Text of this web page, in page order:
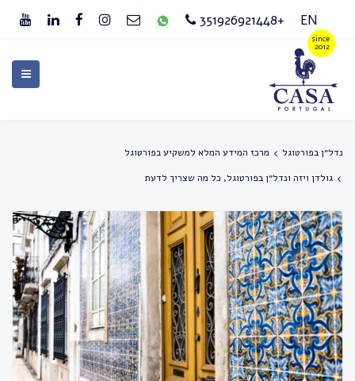
EN
+351926921448
נדל״ן בפורטוגל
מרכז המידע המלא למשקיע בפורטוגל
גולדן ויזה ונדל״ן בפורטוגל, כל מה שצריך לדעת